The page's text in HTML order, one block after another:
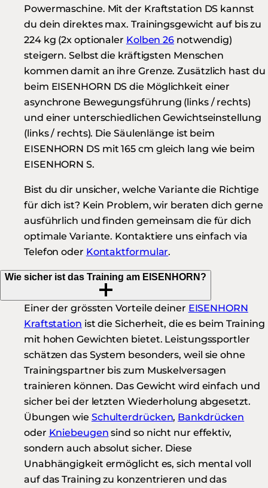
Powermaschine. Mit der Kraftstation DS kannst
du dein direktes max. Trainingsgewicht auf bis zu
224 kg (2x optionaler Kolben 26 notwendig)
steigern. Selbst die kräftigsten Menschen
kommen damit an ihre Grenze. Zusätzlich hast du
beim EISENHORN DS die Möglichkeit einer
asynchrone Bewegungsführung (links / rechts)
und einer unterschiedlichen Gewichtseinstellung
(links / rechts). Die Säulenlänge ist beim
EISENHORN DS mit 165 cm gleich lang wie beim
EISENHORN S.
Bist du dir unsicher, welche Variante die Richtige
für dich ist? Kein Problem, wir beraten dich gerne
ausführlich und finden gemeinsam die für dich
optimale Variante. Kontaktiere uns einfach via
Telefon oder Kontaktformular.
Wie sicher ist das Training am EISENHORN?
Einer der grössten Vorteile deiner EISENHORN
Kraftstation ist die Sicherheit, die es beim Training
mit hohen Gewichten bietet. Leistungssportler
schätzen das System besonders, weil sie ohne
Trainingspartner bis zum Muskelversagen
trainieren können. Das Gewicht wird einfach und
sicher bei der letzten Wiederholung abgesetzt.
Übungen wie Schulterdrücken, Bankdrücken
oder Kniebeugen sind so nicht nur effektiv,
sondern auch absolut sicher. Diese
Unabhängigkeit ermöglicht es, sich mental voll
auf das Training zu konzentrieren und das